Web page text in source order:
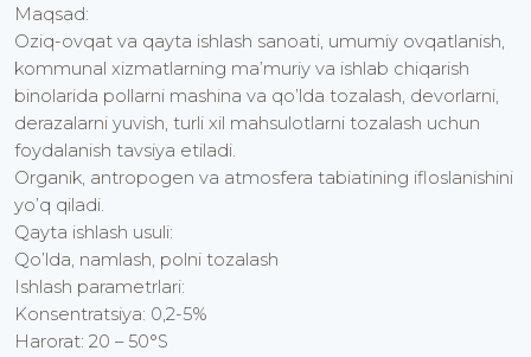
Maqsad:
Oziq-ovqat va qayta ishlash sanoati, umumiy ovqatlanish,
kommunal xizmatlarning ma’muriy va ishlab chiqarish
binolarida pollarni mashina va qo’lda tozalash, devorlarni,
derazalarni yuvish, turli xil mahsulotlarni tozalash uchun
foydalanish tavsiya etiladi.
Organik, antropogen va atmosfera tabiatining ifloslanishini
yo’q qiladi.
Qayta ishlash usuli:
Qo’lda, namlash, polni tozalash
Ishlash parametrlari:
Konsentratsiya: 0,2-5%
Harorat: 20 – 50°S